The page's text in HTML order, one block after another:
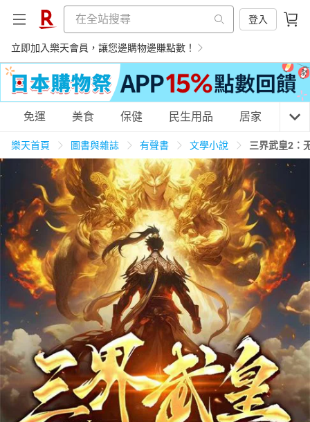
登入
立即加入樂天會員，讓您邊購物邊賺點數！
購物網分類
天天免運 美食蛋糕 養生保健 民生用品
居家生活 3C家電 運動休閒 親子玩具
女裝 男裝 化妝保養 情趣用品
日本購物 電子/紙本書
HOT
免運 美食 保健 民生用品 居家 3C
樂天首頁 圖書與雜誌 有聲書 文學小說 三界武皇2：